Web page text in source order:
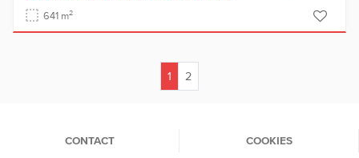
641 m2
1
2
CONTACT COOKIES